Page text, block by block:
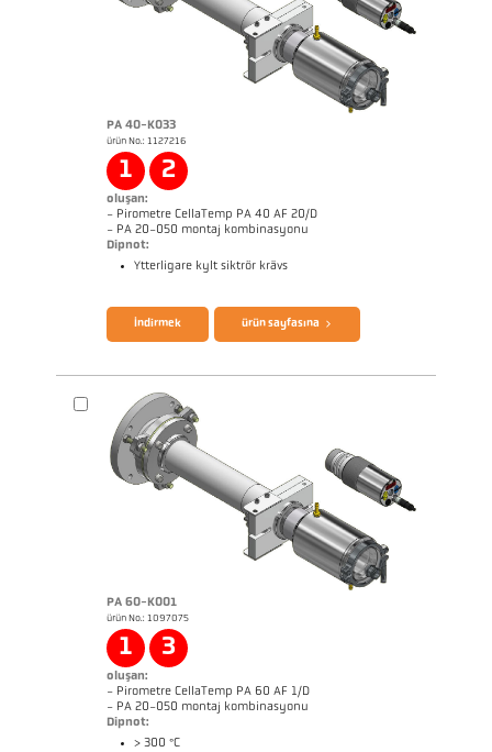
PA 40-K033
ürün No.: 1127216
1 2
oluşan:
- Pirometre CellaTemp PA 40 AF 20/D
- PA 20-050 montaj kombinasyonu
Dipnot:
Ytterligare kylt siktrör krävs
broşür CellaTemp PA
İndirmek ürün sayfasına
PA 60-K001
ürün No.: 1097075
1 3
oluşan:
- Pirometre CellaTemp PA 60 AF 1/D
- PA 20-050 montaj kombinasyonu
Dipnot:
> 300 °C